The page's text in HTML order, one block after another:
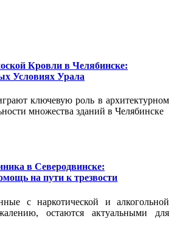
Кровли в Челябинске:
Условиях Урала
ключевую роль в архитектурном
множества зданий в Челябинске
в Северодвинске:
на пути к трезвости
с наркотической и алкогольной
остаются актуальными для